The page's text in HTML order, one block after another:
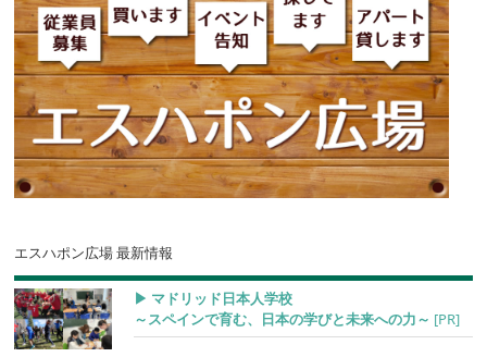
エスハポン広場 最新情報
▶︎ マドリッド日本人学校
～スペインで育む、日本の学びと未来への力～ [PR]